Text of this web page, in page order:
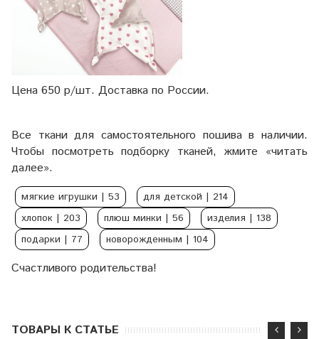
Цена 650 р/шт. Доставка по России.
Все ткани для самостоятельного пошива в наличии.
Чтобы посмотреть подборку тканей, жмите «читать
далее».
мягкие игрушки | 53 для детской | 214
хлопок | 203 плюш минки | 56 изделия | 138
подарки | 77 новорожденным | 104
Счастливого родительства!
ТОВАРЫ К СТАТЬЕ